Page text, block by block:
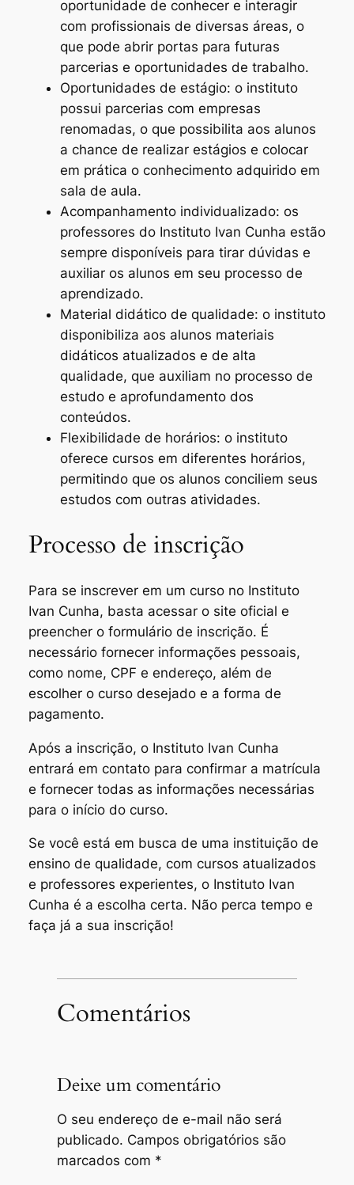
oportunidade de conhecer e interagir
com profissionais de diversas áreas, o
que pode abrir portas para futuras
parcerias e oportunidades de trabalho.
Oportunidades de estágio: o instituto
possui parcerias com empresas
renomadas, o que possibilita aos alunos
a chance de realizar estágios e colocar
em prática o conhecimento adquirido em
sala de aula.
Acompanhamento individualizado: os
professores do Instituto Ivan Cunha estão
sempre disponíveis para tirar dúvidas e
auxiliar os alunos em seu processo de
aprendizado.
Material didático de qualidade: o instituto
disponibiliza aos alunos materiais
didáticos atualizados e de alta
qualidade, que auxiliam no processo de
estudo e aprofundamento dos
conteúdos.
Flexibilidade de horários: o instituto
oferece cursos em diferentes horários,
permitindo que os alunos conciliem seus
estudos com outras atividades.
Processo de inscrição
Para se inscrever em um curso no Instituto
Ivan Cunha, basta acessar o site oficial e
preencher o formulário de inscrição. É
necessário fornecer informações pessoais,
como nome, CPF e endereço, além de
escolher o curso desejado e a forma de
pagamento.
Após a inscrição, o Instituto Ivan Cunha
entrará em contato para confirmar a matrícula
e fornecer todas as informações necessárias
para o início do curso.
Se você está em busca de uma instituição de
ensino de qualidade, com cursos atualizados
e professores experientes, o Instituto Ivan
Cunha é a escolha certa. Não perca tempo e
faça já a sua inscrição!
Comentários
Deixe um comentário
O seu endereço de e-mail não será
publicado. Campos obrigatórios são
marcados com *